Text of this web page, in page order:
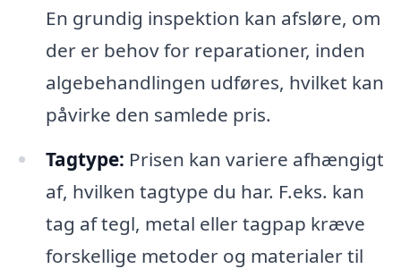
En grundig inspektion kan afsløre, om
der er behov for reparationer, inden
algebehandlingen udføres, hvilket kan
påvirke den samlede pris.
Tagtype: Prisen kan variere afhængigt
af, hvilken tagtype du har. F.eks. kan
tag af tegl, metal eller tagpap kræve
forskellige metoder og materialer til